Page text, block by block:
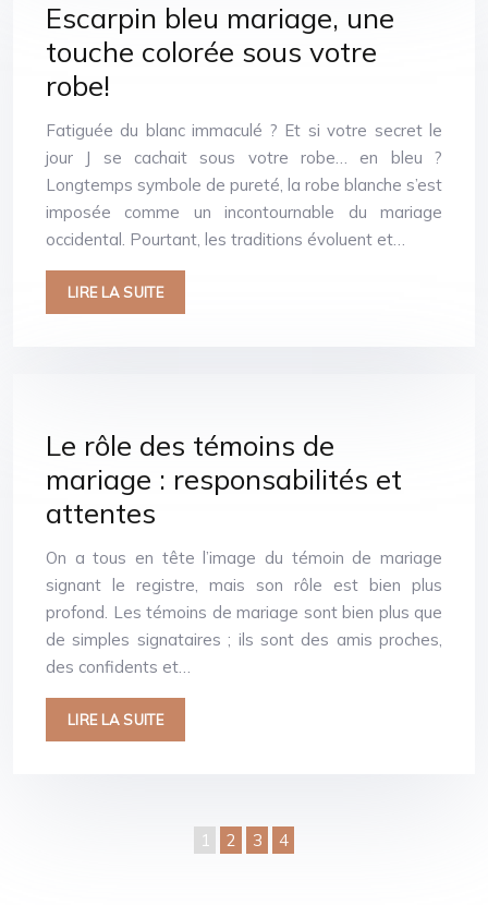
Escarpin bleu mariage, une
touche colorée sous votre
robe!
Fatiguée du blanc immaculé ? Et si votre secret le
jour J se cachait sous votre robe… en bleu ?
Longtemps symbole de pureté, la robe blanche s’est
imposée comme un incontournable du mariage
occidental. Pourtant, les traditions évoluent et…
LIRE LA SUITE
Le rôle des témoins de
mariage : responsabilités et
attentes
On a tous en tête l’image du témoin de mariage
signant le registre, mais son rôle est bien plus
profond. Les témoins de mariage sont bien plus que
de simples signataires ; ils sont des amis proches,
des confidents et…
LIRE LA SUITE
1 2 3 4